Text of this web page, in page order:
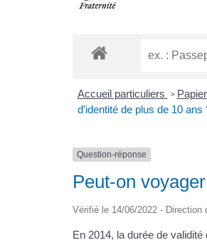
Accueil particuliers >
d'identité de plus de 10 ans
Question-réponse
Peut-on
Vérifié le 14/06/2022 - Direction
En 2014, la durée de